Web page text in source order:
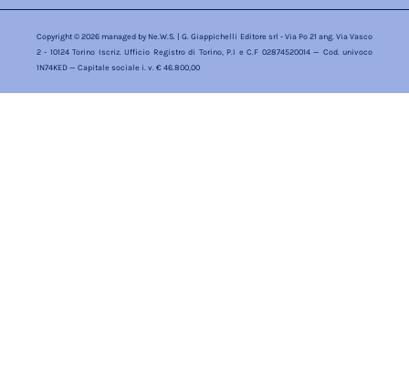
Copyright © 2026 managed by Ne.W.S. | G. Giappichelli Editore srl - Via Po 21 ang. Via Vasco
2 - 10124 Torino Iscriz. Ufficio Registro di Torino, P.I e C.F 02874520014 — Cod. univoco
1N74KED — Capitale sociale i. v. € 46.800,00